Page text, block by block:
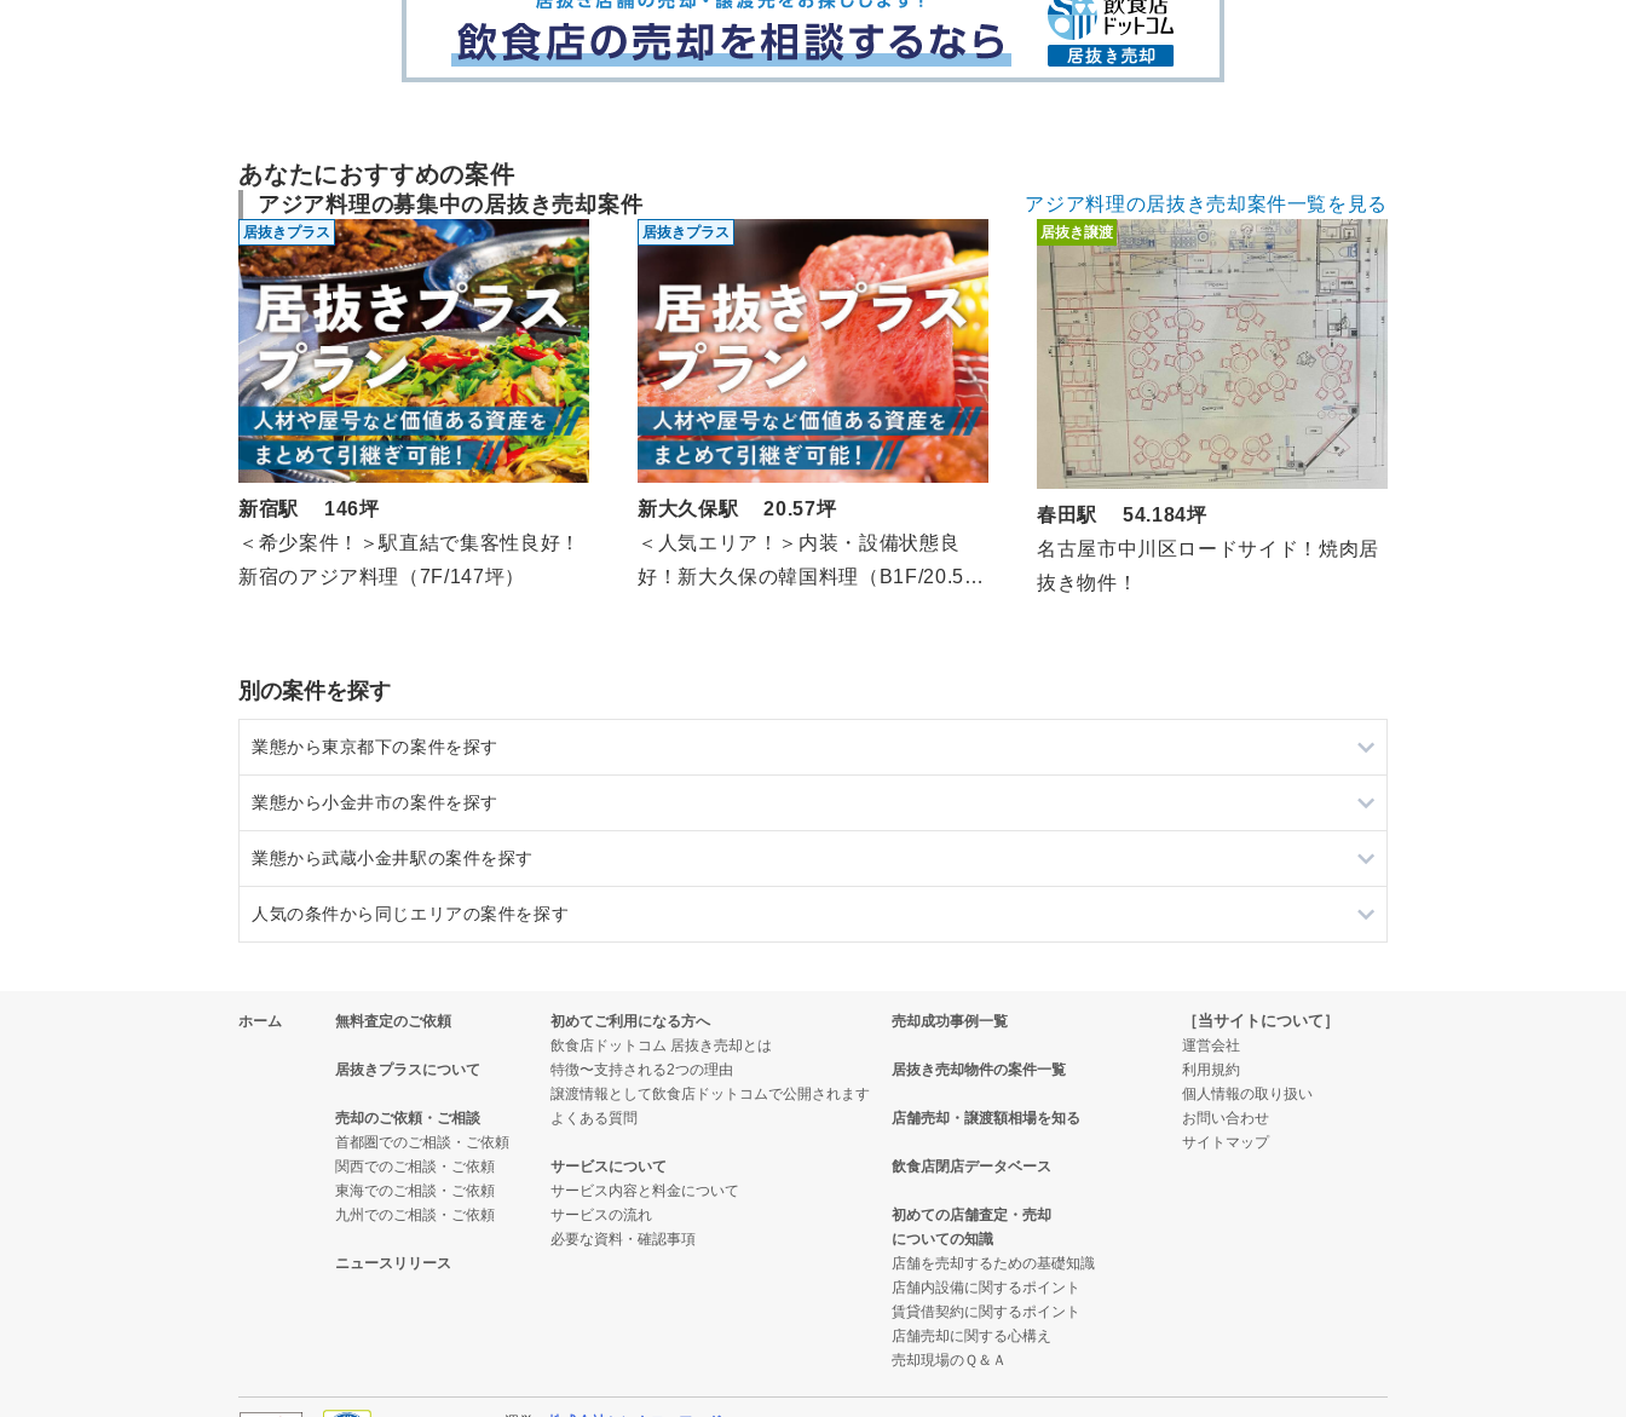
あなたにおすすめの案件
アジア料理の募集中の居抜き売却案件 アジア料理の居抜き売却案件一覧を見る
居抜きプラス
新宿駅 146坪
＜希少案件！＞駅直結で集客性良好！
新宿のアジア料理（7F/147坪）
居抜きプラス
新大久保駅 20.57坪
＜人気エリア！＞内装・設備状態良
好！新大久保の韓国料理（B1F/20.57
居抜き譲渡
春田駅 54.184坪
名古屋市中川区ロードサイド！焼肉居
抜き物件！
別の案件を探す
業態から東京都下の案件を探す
東京都下のラーメンの居抜き売却物件の案件一覧
東京都下のフランス料理の居抜き売却物件の案件一覧
東京都下のイタリア料理の居抜き売却物件の案件一覧
東京都下のそば・うどんの居抜き売却物件の案件一覧
東京都下の寿司の居抜き売却物件の案件一覧
東京都下の焼肉の居抜き売却物件の案件一覧
東京都下の鉄板焼き・お好み焼の居抜き売却物件の案件一覧
東京都下のアジア料理の居抜き売却物件の案件一覧
業態から小金井市の案件を探す
小金井市のラーメンの居抜き売却物件の案件一覧
小金井市の焼肉の居抜き売却物件の案件一覧
小金井市のカフェの居抜き売却物件の案件一覧
小金井市の居酒屋・ダイニングバーの居抜き売却物件の案件一覧
小金井市のその他の居抜き売却物件の案件一覧
業態から武蔵小金井駅の案件を探す
武蔵小金井駅のラーメンの居抜き売却物件の案件一覧
武蔵小金井駅のアジア料理の居抜き売却物件の案件一覧
武蔵小金井駅のカフェの居抜き売却物件の案件一覧
武蔵小金井駅の居酒屋・ダイニングバーの居抜き売却物件の案件一覧
武蔵小金井駅のその他の居抜き売却物件の案件一覧
人気の条件から同じエリアの案件を探す
小金井市の1階の飲食店の居抜き売却物件の案件一覧
武蔵小金井駅の1階の飲食店の居抜き売却物件の案件一覧
東京都下の1階のアジア料理の居抜き売却物件の案件一覧
東京都下の20坪以下の飲食店の居抜き売却物件の案件一覧
小金井市の20坪以下の飲食店の居抜き売却物件の案件一覧
ホーム 無料査定のご依頼
居抜きプラスについて
売却のご依頼・ご相談
首都圏でのご相談・ご依頼
関西でのご相談・ご依頼
東海でのご相談・ご依頼
九州でのご相談・ご依頼
ニュースリリース
初めてご利用になる方へ
飲食店ドットコム 居抜き売却とは
特徴〜支持される2つの理由
譲渡情報として飲食店ドットコムで公開されます
よくある質問
サービスについて
サービス内容と料金について
サービスの流れ
必要な資料・確認事項
売却成功事例一覧
居抜き売却物件の案件一覧
店舗売却・譲渡額相場を知る
飲食店閉店データベース
初めての店舗査定・売却
についての知識
店舗を売却するための基礎知識
店舗内設備に関するポイント
賃貸借契約に関するポイント
店舗売却に関する心構え
売却現場のＱ＆Ａ
［当サイトについて］
運営会社
利用規約
個人情報の取り扱い
お問い合わせ
サイトマップ